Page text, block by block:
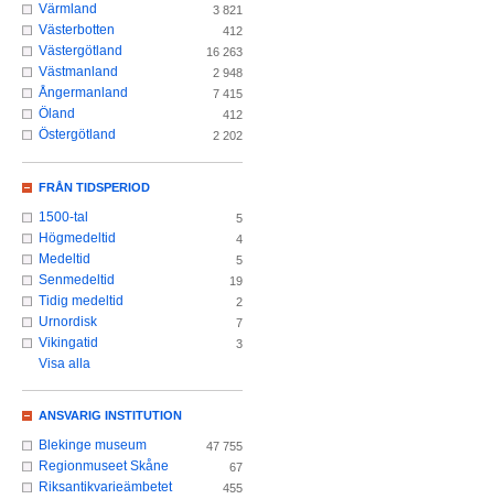
Värmland 3 821
Västerbotten 412
Västergötland 16 263
Västmanland 2 948
Ångermanland 7 415
Öland 412
Östergötland 2 202
FRÅN TIDSPERIOD
1500-tal 5
Högmedeltid 4
Medeltid 5
Senmedeltid 19
Tidig medeltid 2
Urnordisk 7
Vikingatid 3
Visa alla
ANSVARIG INSTITUTION
Blekinge museum 47 755
Regionmuseet Skåne 67
Riksantikvarieämbetet 455